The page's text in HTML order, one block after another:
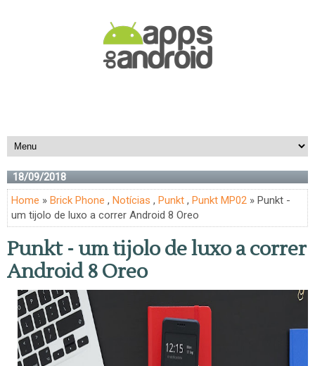
18/09/2018
Home » Brick Phone , Notícias , Punkt , Punkt MP02 » Punkt -
um tijolo de luxo a correr Android 8 Oreo
Punkt - um tijolo de luxo a correr
Android 8 Oreo